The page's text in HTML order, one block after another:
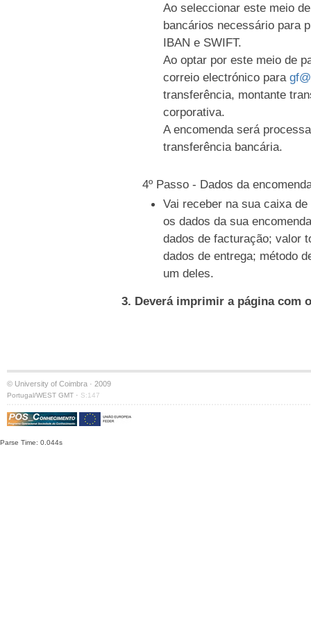
Ao seleccionar este meio
bancários necessário para
IBAN e SWIFT.
Ao optar por este meio de
correio electrónico para
transferência, montante
corporativa.
A encomenda será
transferência bancária.
4º Passo - Dados da
Vai receber na sua caixa
os dados da sua
dados de facturação; valor
dados de entrega; método
um deles.
3. Deverá imprimir a página com
© University of Coimbra · 2009
Portugal/WEST GMT · S:147
Parse Time: 0.044s